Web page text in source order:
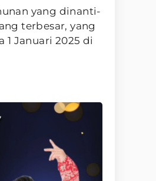
yang dinanti-
terbesar, yang
1 Januari 2025 di